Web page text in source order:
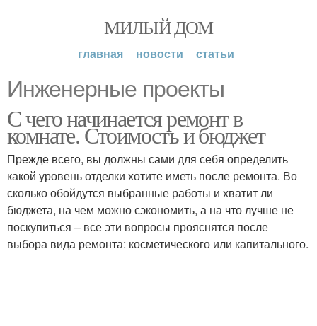
МИЛЫЙ ДОМ
главная новости статьи
Инженерные проекты
С чего начинается ремонт в
комнате. Стоимость и бюджет
Прежде всего, вы должны сами для себя определить
какой уровень отделки хотите иметь после ремонта. Во
сколько обойдутся выбранные работы и хватит ли
бюджета, на чем можно сэкономить, а на что лучше не
поскупиться – все эти вопросы прояснятся после
выбора вида ремонта: косметического или капитального.